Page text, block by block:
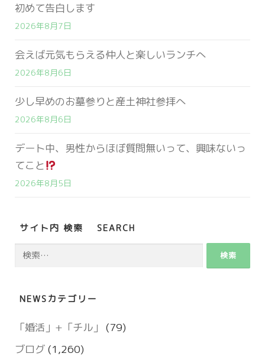
初めて告白します
2026年8月7日
会えば元気もらえる仲人と楽しいランチへ
2026年8月6日
少し早めのお墓参りと産土神社参拝へ
2026年8月6日
デート中、男性からほぼ質問無いって、興味ないっ
てこと
2026年8月5日
サイト内 検索 SEARCH
検
NEWSカテゴリー
「婚活」+「チル」 (79)
ブログ (1,260)